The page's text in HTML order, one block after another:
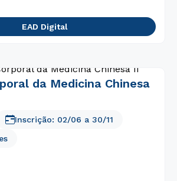
EAD Digital
da Medicina Chinesa
Inscrição: 02/06 a 30/11